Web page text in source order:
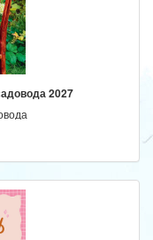
2027